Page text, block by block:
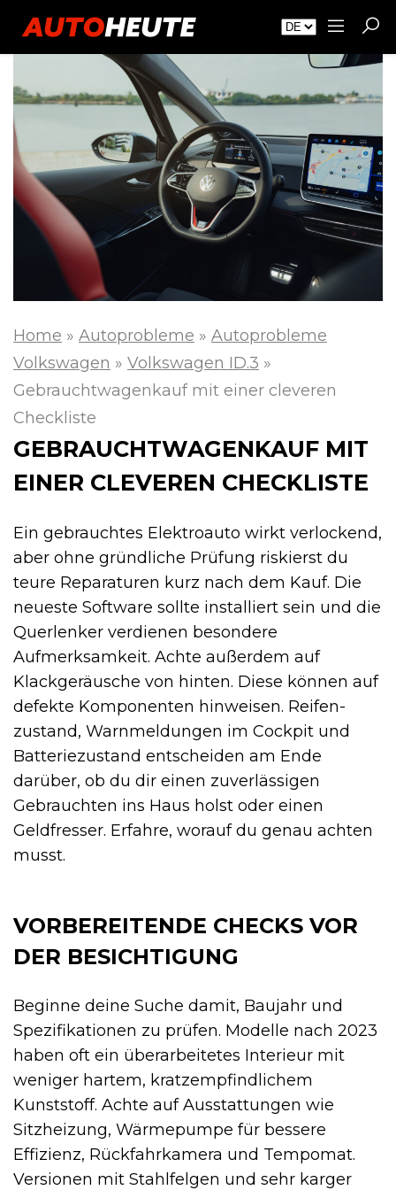
Home » Autoprobleme » Autoprobleme
Volkswagen » Volkswagen ID.3 »
Gebrauchtwagenkauf mit einer cleveren
Checkliste
GEBRAUCHTWAGENKAUF MIT
EINER CLEVEREN CHECKLISTE
Ein gebrauchtes Elektroauto wirkt verlockend,
aber ohne gründliche Prüfung riskierst du
teure Reparaturen kurz nach dem Kauf. Die
neueste Software sollte installiert sein und die
Querlenker verdienen besondere
Aufmerksamkeit. Achte außerdem auf
Klackgeräusche von hinten. Diese können auf
defekte Komponenten hinweisen. Reifen­
zustand, Warnmeldungen im Cockpit und
Batteriezustand entscheiden am Ende
darüber, ob du dir einen zuverlässigen
Gebrauchten ins Haus holst oder einen
Geldfresser. Erfahre, worauf du genau achten
musst.
VORBEREITENDE CHECKS VOR
DER BESICHTIGUNG
Beginne deine Suche damit, Baujahr und
Spezifikationen zu prüfen. Modelle nach 2023
haben oft ein überarbeitetes Interieur mit
weniger hartem, kratzempfindlichem
Kunststoff. Achte auf Ausstattungen wie
Sitzheizung, Wärmepumpe für bessere
Effizienz, Rückfahrkamera und Tempomat.
Versionen mit Stahlfelgen und sehr karger